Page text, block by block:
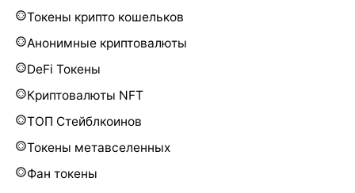
Токены крипто кошельков
Анонимные криптовалюты
DeFi Токены
Криптовалюты NFT
ТОП Стейблкоинов
Токены метавселенных
Фан токены